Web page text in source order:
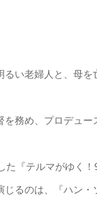
い老婦人と、母
務め、プロデュ
『テルマがゆく
るのは、『ハン・